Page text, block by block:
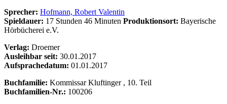
Sprecher: Hofmann, Robert Valentin
Spieldauer: 17 Stunden 46 Minuten Produktionsort: Bayerische
Hörbücherei e.V.
Verlag: Droemer
Ausleihbar seit: 30.01.2017
Aufsprachedatum: 01.01.2017
Buchfamilie: Kommissar Kluftinger , 10. Teil
Buchfamilien-Nr.: 100206